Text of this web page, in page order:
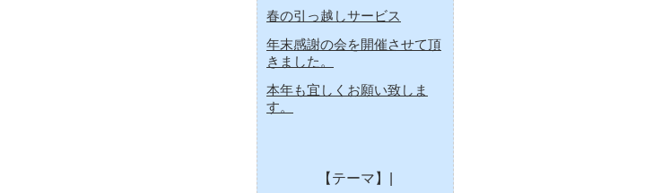
春の引っ越しサービス
年末感謝の会を開催させて頂
きました。
本年も宜しくお願い致しま
す。
【テーマ】|